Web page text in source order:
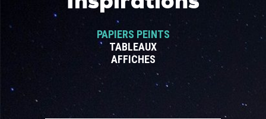
PAPIERS PEINTS
TABLEAUX
AFFICHES